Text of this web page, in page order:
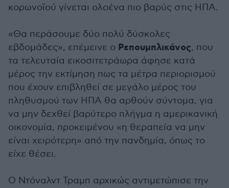
κορωνοϊού γίνεται ολοένα πιο βαρύς στις ΗΠΑ.
«Θα περάσουμε δύο πολύ δύσκολες
εβδομάδες», επέμεινε ο Ρεπουμπλικάνος, που
τα τελευταία εικοσιτετράωρα άφησε κατά
μέρος την εκτίμηση πως τα μέτρα περιορισμού
που έχουν επιβληθεί σε μεγάλο μέρος του
πληθυσμού των ΗΠΑ θα αρθούν σύντομα, για
να μην δεχθεί βαρύτερο πλήγμα η αμερικανική
οικονομία, προκειμένου «η θεραπεία να μην
είναι χειρότερη» από την πανδημία, όπως το
είχε θέσει.
Ο Ντόναλντ Τραμπ αρχικώς αντιμετώπισε την